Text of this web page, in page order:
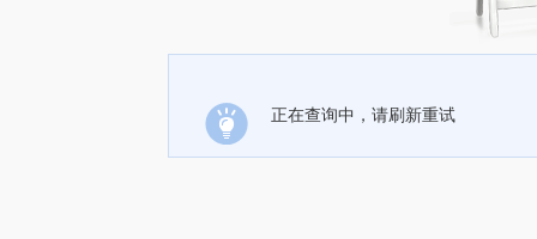
正在查询中，请刷新重试